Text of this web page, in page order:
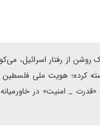
از رفتار اسرائیل،
کرده؛ هویت ملی
_ امنیت» در